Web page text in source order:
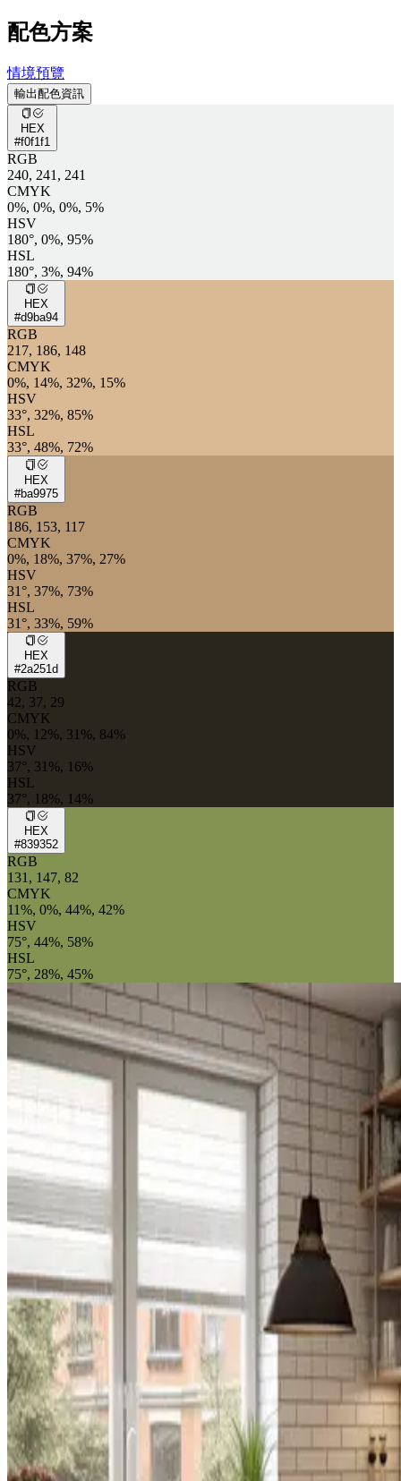
配色方案
情境預覽
輸出配色資訊
HEX
#f0f1f1
RGB
240, 241, 241
CMYK
0%, 0%, 0%, 5%
HSV
180°, 0%, 95%
HSL
180°, 3%, 94%
HEX
#d9ba94
RGB
217, 186, 148
CMYK
0%, 14%, 32%, 15%
HSV
33°, 32%, 85%
HSL
33°, 48%, 72%
HEX
#ba9975
RGB
186, 153, 117
CMYK
0%, 18%, 37%, 27%
HSV
31°, 37%, 73%
HSL
31°, 33%, 59%
HEX
#2a251d
RGB
42, 37, 29
CMYK
0%, 12%, 31%, 84%
HSV
37°, 31%, 16%
HSL
37°, 18%, 14%
HEX
#839352
RGB
131, 147, 82
CMYK
11%, 0%, 44%, 42%
HSV
75°, 44%, 58%
HSL
75°, 28%, 45%